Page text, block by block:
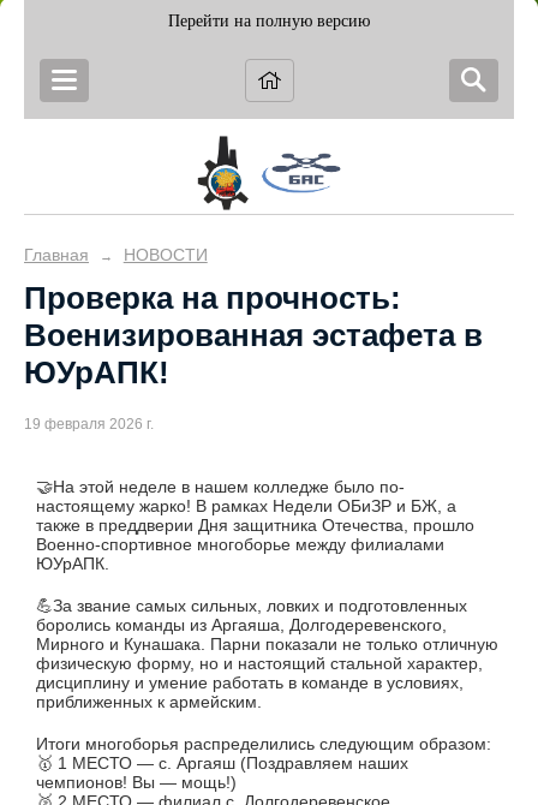
Перейти на полную версию
Главная → НОВОСТИ
Проверка на прочность:
Военизированная эстафета в
ЮУрАПК!
19 февраля 2026 г.
🤝На этой неделе в нашем колледже было по-
настоящему жарко! В рамках Недели ОБиЗР и БЖ, а
также в преддверии Дня защитника Отечества, прошло
Военно-спортивное многоборье между филиалами
ЮУрАПК.
💪За звание самых сильных, ловких и подготовленных
боролись команды из Аргаяша, Долгодеревенского,
Мирного и Кунашака. Парни показали не только отличную
физическую форму, но и настоящий стальной характер,
дисциплину и умение работать в команде в условиях,
приближенных к армейским.
Итоги многоборья распределились следующим образом:
🥇 1 МЕСТО — с. Аргаяш (Поздравляем наших
чемпионов! Вы — мощь!)
🥈 2 МЕСТО — филиал с. Долгодеревенское